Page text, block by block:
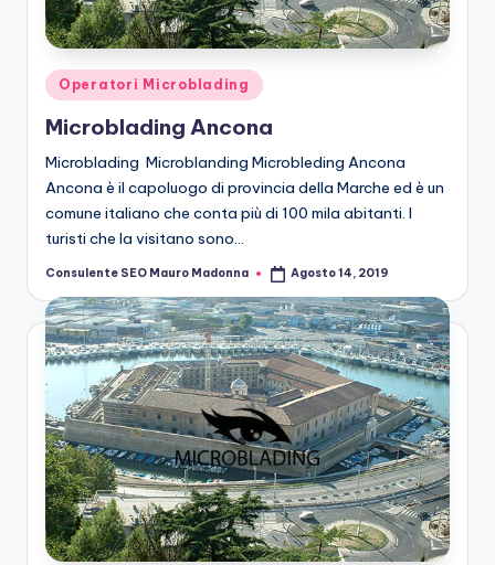
g
M
ic
o
b
n
di
n
g
M
ic
r
o
Posted
in
Operatori Microblading
Microblading Ancona
Microblading Microblanding Microbleding Ancona
Ancona è il capoluogo di provincia della Marche ed è un
comune italiano che conta più di 100 mila abitanti. I
turisti che la visitano sono…
Posted
Consulente SEO Mauro Madonna Agosto 14, 2019